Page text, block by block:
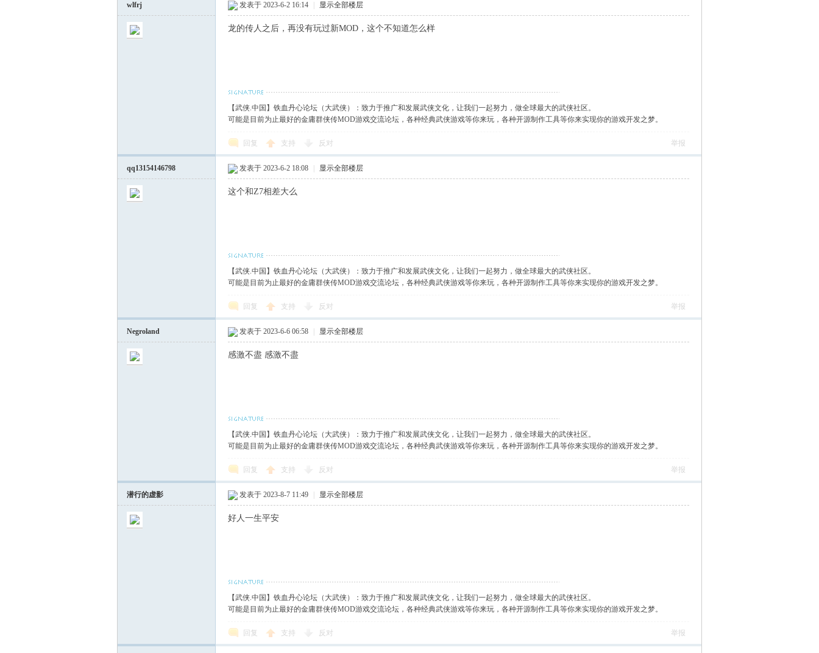
wlfrj 发表于 2023-6-2 16:14 显示全部楼层
龙的传人之后，再没有玩过新MOD，这个不知道怎么样
【武侠.中国】铁血丹心论坛（大武侠）：致力于推广和发展武侠文化，让我们一起努力，做全球最大的武侠社区。
可能是目前为止最好的金庸群侠传MOD游戏交流论坛，各种经典武侠游戏等你来玩，各种开源制作工具等你来实现你的游戏开发之梦。
回复 支持 反对 举报
qq13154146798 发表于 2023-6-2 18:08 显示全部楼层
这个和Z7相差大么
【武侠.中国】铁血丹心论坛（大武侠）：致力于推广和发展武侠文化，让我们一起努力，做全球最大的武侠社区。
可能是目前为止最好的金庸群侠传MOD游戏交流论坛，各种经典武侠游戏等你来玩，各种开源制作工具等你来实现你的游戏开发之梦。
回复 支持 反对 举报
Negroland 发表于 2023-6-6 06:58 显示全部楼层
感激不盡 感激不盡
【武侠.中国】铁血丹心论坛（大武侠）：致力于推广和发展武侠文化，让我们一起努力，做全球最大的武侠社区。
可能是目前为止最好的金庸群侠传MOD游戏交流论坛，各种经典武侠游戏等你来玩，各种开源制作工具等你来实现你的游戏开发之梦。
回复 支持 反对 举报
潜行的虚影 发表于 2023-8-7 11:49 显示全部楼层
好人一生平安
【武侠.中国】铁血丹心论坛（大武侠）：致力于推广和发展武侠文化，让我们一起努力，做全球最大的武侠社区。
可能是目前为止最好的金庸群侠传MOD游戏交流论坛，各种经典武侠游戏等你来玩，各种开源制作工具等你来实现你的游戏开发之梦。
回复 支持 反对 举报